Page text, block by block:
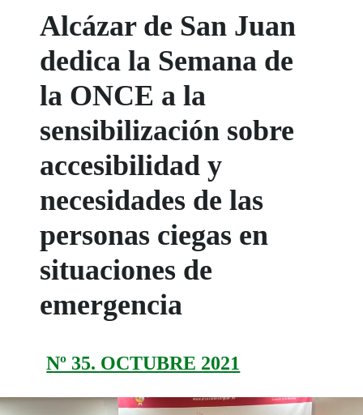
Alcázar de San Juan
dedica la Semana de
la ONCE a la
sensibilización sobre
accesibilidad y
necesidades de las
personas ciegas en
situaciones de
emergencia
Nº 35. OCTUBRE 2021